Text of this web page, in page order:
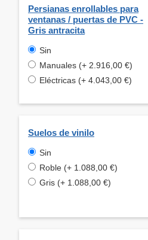
Persianas enrollables para
ventanas / puertas de PVC -
Gris antracita
Sin
Manuales (+ 2.916,00 €)
Eléctricas (+ 4.043,00 €)
Suelos de vinilo
Sin
Roble (+ 1.088,00 €)
Gris (+ 1.088,00 €)